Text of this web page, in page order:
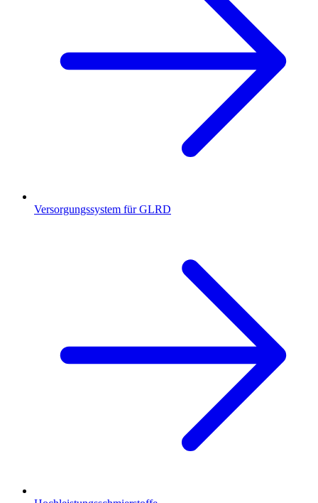
Versorgungssystem für GLRD